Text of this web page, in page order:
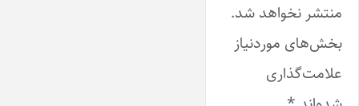
منتشر نخواهد شد.
بخش‌های موردنیاز
علامت‌گذاری